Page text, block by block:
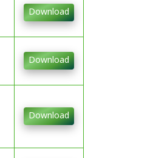
Download
Download
Download